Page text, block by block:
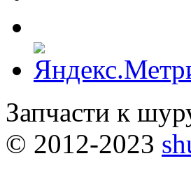
Запчасти к
© 2012-2023